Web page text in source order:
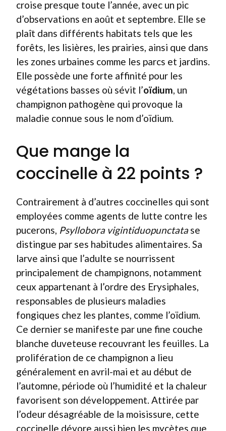
croise presque toute l’année, avec un pic
d’observations en août et septembre. Elle se
plaît dans différents habitats tels que les
forêts, les lisières, les prairies, ainsi que dans
les zones urbaines comme les parcs et jardins.
Elle possède une forte affinité pour les
végétations basses où sévit l’oïdium, un
champignon pathogène qui provoque la
maladie connue sous le nom d’oïdium.
Que mange la
coccinelle à 22 points ?
Contrairement à d’autres coccinelles qui sont
employées comme agents de lutte contre les
pucerons, Psyllobora vigintiduopunctatase
distingue par ses habitudes alimentaires. Sa
larve ainsi que l’adulte se nourrissent
principalement de champignons, notamment
ceux appartenant à l’ordre des Erysiphales,
responsables de plusieurs maladies
fongiques chez les plantes, comme l’oïdium.
Ce dernier se manifeste par une fine couche
blanche duveteuse recouvrant les feuilles. La
prolifération de ce champignon a lieu
généralement en avril-mai et au début de
l’automne, période où l’humidité et la chaleur
favorisent son développement. Attirée par
l’odeur désagréable de la moisissure, cette
coccinelle dévore aussi bien les mycètes que